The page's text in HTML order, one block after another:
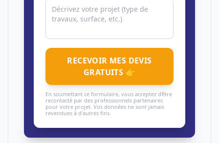
RECEVOIR MES DEVIS
GRATUITS 👉
En soumettant ce formulaire, vous acceptez d'être
recontacté par des professionnels partenaires
pour votre projet. Vos données ne sont jamais
revendues à d'autres fins.